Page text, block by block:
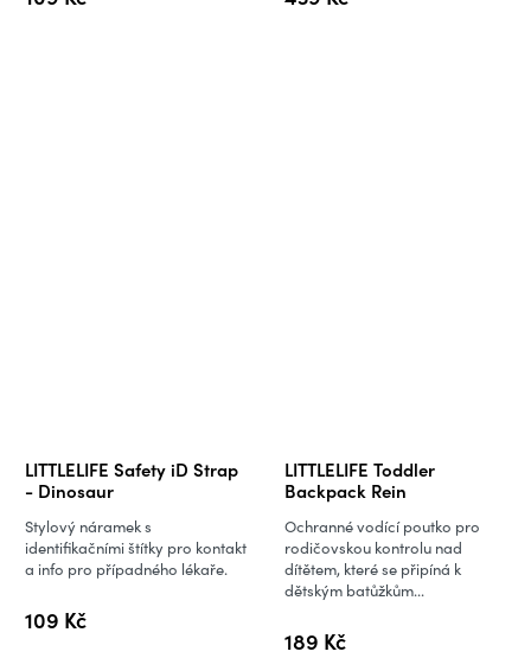
LITTLELIFE Safety iD Strap
- Dinosaur
109 Kč
Stylový náramek s
identifikačními štítky pro kontakt
a info pro případného lékaře.
LITTLELIFE Toddler
Backpack Rein
189 Kč
Ochranné vodící poutko pro
rodičovskou kontrolu nad
dítětem, které se připíná k
dětským batůžkům...